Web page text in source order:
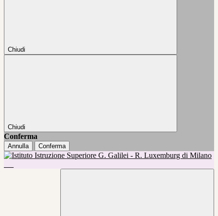
Chiudi
Chiudi
Conferma
Annulla Conferma